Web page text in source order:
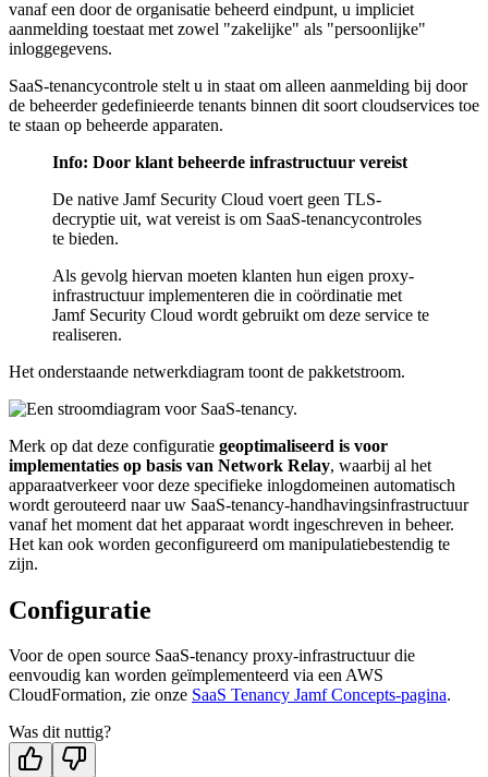
vanaf een door de organisatie beheerd eindpunt, u impliciet
aanmelding toestaat met zowel "zakelijke" als "persoonlijke"
inloggegevens.
SaaS-tenancycontrole stelt u in staat om alleen aanmelding bij door
de beheerder gedefinieerde tenants binnen dit soort cloudservices toe
te staan op beheerde apparaten.
Info: Door klant beheerde infrastructuur vereist
De native Jamf Security Cloud voert geen TLS-
decryptie uit, wat vereist is om SaaS-tenancycontroles
te bieden.
Als gevolg hiervan moeten klanten hun eigen proxy-
infrastructuur implementeren die in coördinatie met
Jamf Security Cloud wordt gebruikt om deze service te
realiseren.
Het onderstaande netwerkdiagram toont de pakketstroom.
Merk op dat deze configuratie geoptimaliseerd is voor
implementaties op basis van Network Relay, waarbij al het
apparaatverkeer voor deze specifieke inlogdomeinen automatisch
wordt gerouteerd naar uw SaaS-tenancy-handhavingsinfrastructuur
vanaf het moment dat het apparaat wordt ingeschreven in beheer.
Het kan ook worden geconfigureerd om manipulatiebestendig te
zijn.
Configuratie
Voor de open source SaaS-tenancy proxy-infrastructuur die
eenvoudig kan worden geïmplementeerd via een AWS
CloudFormation, zie onze SaaS Tenancy Jamf Concepts-pagina.
Was dit nuttig?